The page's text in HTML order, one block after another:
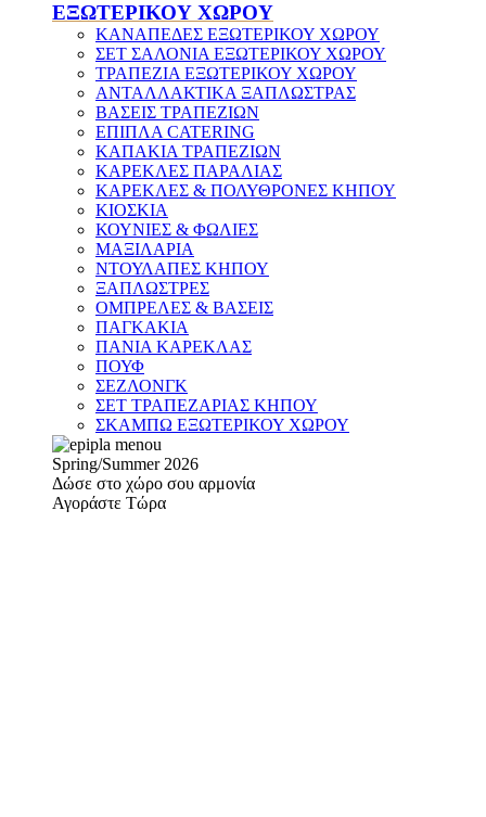
ΕΞΩΤΕΡΙΚΟΥ ΧΩΡΟΥ
ΚΑΝΑΠΕΔΕΣ ΕΞΩΤΕΡΙΚΟΥ ΧΩΡΟΥ
ΣΕΤ ΣΑΛΟΝΙΑ ΕΞΩΤΕΡΙΚΟΥ ΧΩΡΟΥ
ΤΡΑΠΕΖΙΑ ΕΞΩΤΕΡΙΚΟΥ ΧΩΡΟΥ
ΑΝΤΑΛΛΑΚΤΙΚΑ ΞΑΠΛΩΣΤΡΑΣ
ΒΑΣΕΙΣ ΤΡΑΠΕΖΙΩΝ
ΕΠΙΠΛΑ CATERING
ΚΑΠΑΚΙΑ ΤΡΑΠΕΖΙΩΝ
ΚΑΡΕΚΛΕΣ ΠΑΡΑΛΙΑΣ
ΚΑΡΕΚΛΕΣ & ΠΟΛΥΘΡΟΝΕΣ ΚΗΠΟΥ
ΚΙΟΣΚΙΑ
ΚΟΥΝΙΕΣ & ΦΩΛΙΕΣ
ΜΑΞΙΛΑΡΙΑ
ΝΤΟΥΛΑΠΕΣ ΚΗΠΟΥ
ΞΑΠΛΩΣΤΡΕΣ
ΟΜΠΡΕΛΕΣ & ΒΑΣΕΙΣ
ΠΑΓΚΑΚΙΑ
ΠΑΝΙΑ ΚΑΡΕΚΛΑΣ
ΠΟΥΦ
ΣΕΖΛΟΝΓΚ
ΣΕΤ ΤΡΑΠΕΖΑΡΙΑΣ ΚΗΠΟΥ
ΣΚΑΜΠΩ ΕΞΩΤΕΡΙΚΟΥ ΧΩΡΟΥ
Spring/Summer 2026
Δώσε στο χώρο σου αρμονία
Αγοράστε Τώρα